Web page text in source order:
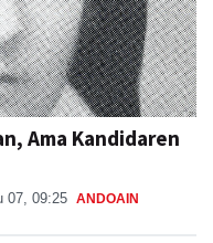
Ama Kandidaren
07, 09:25 ANDOAIN